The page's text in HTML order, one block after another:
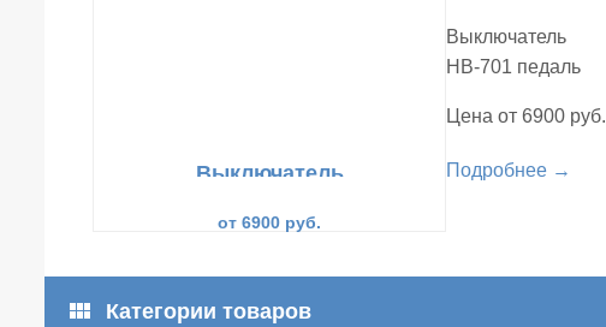
Выключатель
от 6900 руб.
Выключатель
НВ-701 педаль
Цена от 6900 руб.
Подробнее →
view_module Категории товаров